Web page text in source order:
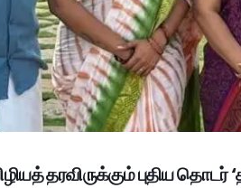
தரவிருக்கும் புதிய தொடர்